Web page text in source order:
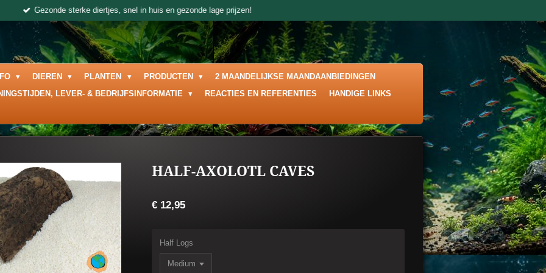
Gezonde sterke diertjes, snel in huis en gezonde lage prijzen!
DIEREN PLANTEN PRODUCTEN
2 MAANDELIJKSE MAANDAANBIEDINGEN
LEVER- & BEDRIJFSINFORMATIE REACTIES EN REFERENTIES HANDIGE LINKS
HALF-AXOLOTL CAVES
€ 12,95
Half Logs